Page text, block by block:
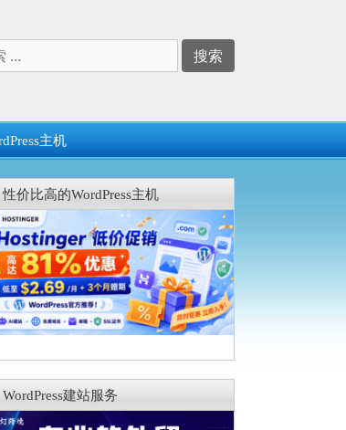
主机
性价比高的WordPress主机
WordPress建站服务